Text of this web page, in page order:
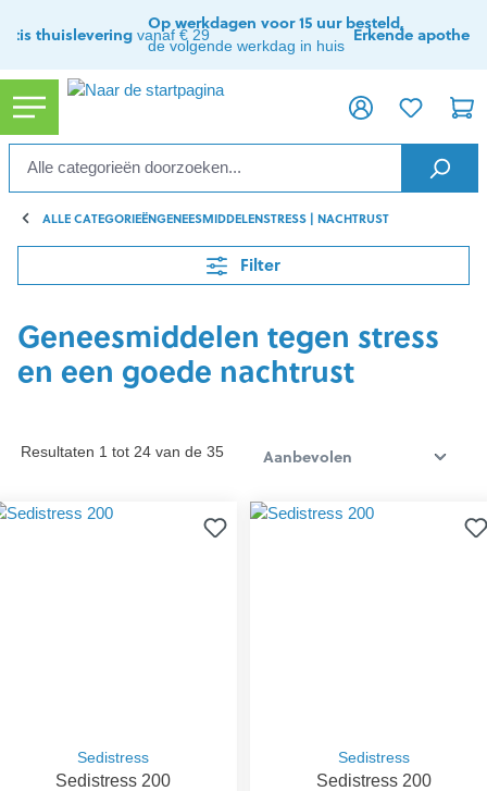
thuislevering vanaf € 29
Op werkdagen voor 15 uur besteld,
de volgende werkdag in huis
Erkende apotheek
ALLE CATEGORIEËNGENEESMIDDELENSTRESS | NACHTRUST
Filter
Geneesmiddelen tegen stress
en een goede nachtrust
Resultaten 1 tot 24 van de 35
Sedistress
Sedistress 200
Sedistress
Sedistress 200